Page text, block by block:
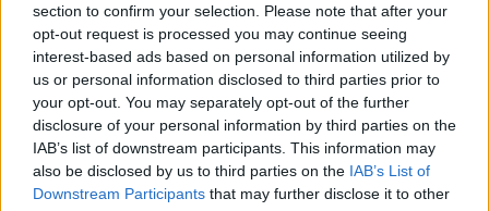
section to confirm your selection. Please note that after your
opt-out request is processed you may continue seeing
interest-based ads based on personal information utilized by
us or personal information disclosed to third parties prior to
your opt-out. You may separately opt-out of the further
disclosure of your personal information by third parties on the
IAB’s list of downstream participants. This information may
also be disclosed by us to third parties on the IAB’s List of
Downstream Participants that may further disclose it to other
WEEKEND